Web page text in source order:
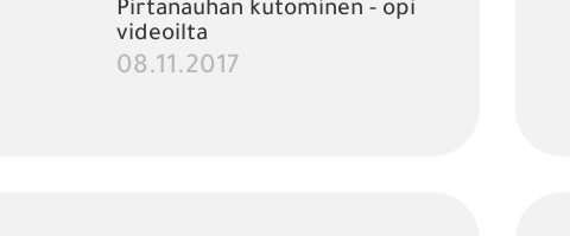
Pirtanauhan kutominen - opi
videoilta
08.11.2017